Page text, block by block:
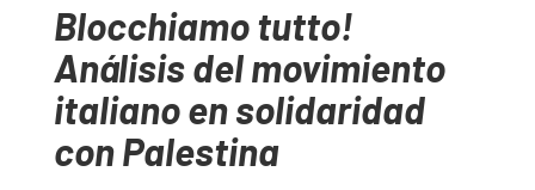
Blocchiamo tutto!
Análisis del movimiento
italiano en solidaridad
con Palestina